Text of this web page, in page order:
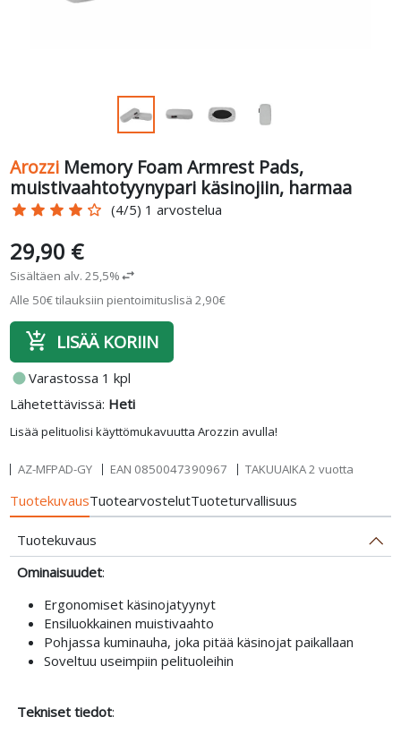
Arozzi Memory Foam Armrest Pads,
muistivaahtotyynypari käsinojiin, harmaa
star star star star star_border (4/5) 1 arvostelua
Lisää pelituolisi käyttömukavuutta Arozzin avulla!
29,90 €
Sisältäen alv. 25,5%swap_horiz
Alle 50€ tilauksiin pientoimituslisä 2,90€
add_shopping_cart LISÄÄ KORIIN
fiber_manual_recordVarastossa 1 kpl
Lähetettävissä: Heti
AZ-MFPAD-GY EAN 0850047390967 TAKUUAIKA 2 vuotta
TuotekuvausTuotearvostelutTuoteturvallisuus
Tuotekuvaus
Ominaisuudet:
Ergonomiset käsinojatyynyt
Ensiluokkainen muistivaahto
Pohjassa kuminauha, joka pitää käsinojat paikallaan
Soveltuu useimpiin pelituoleihin
Tekniset tiedot: